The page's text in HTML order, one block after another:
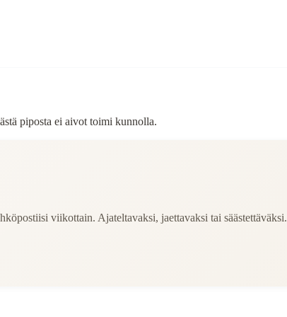
piposta ei aivot toimi kunnolla.
viikottain. Ajateltavaksi, jaettavaksi tai säästettäväksi.